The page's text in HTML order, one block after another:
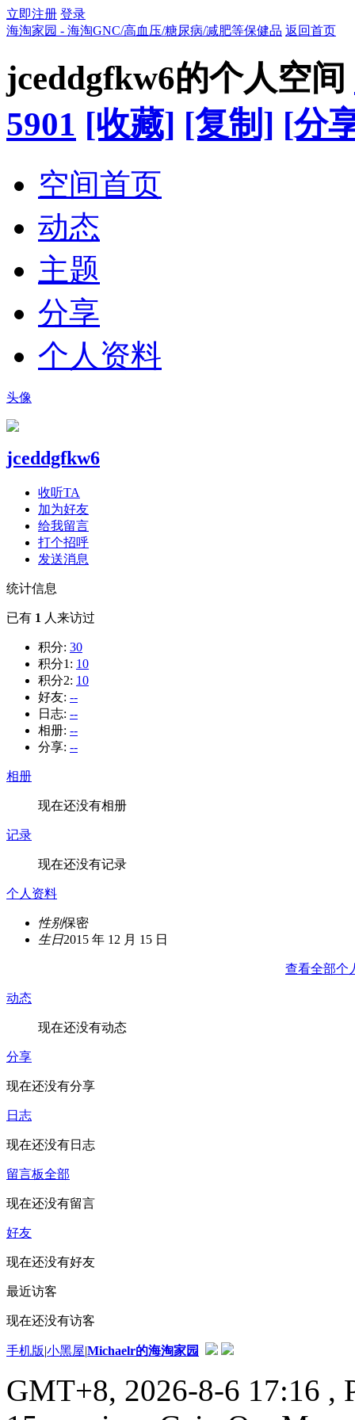
立即注册 登录
海淘家园 - 海淘GNC/高血压/糖尿病/减肥等保健品 返回首页
jceddgfkw6的个人空间
5901 [收藏] [复制] [分
空间首页
动态
主题
分享
个人资料
头像
jceddgfkw6
收听TA
加为好友
给我留言
打个招呼
发送消息
统计信息
已有 1 人来访过
积分: 30
积分1: 10
积分2: 10
好友: --
日志: --
相册: --
分享: --
相册
现在还没有相册
记录
现在还没有记录
个人资料
性别保密
生日2015 年 12 月 15 日
查看全部个
动态
现在还没有动态
分享
现在还没有分享
日志
现在还没有日志
留言板全部
现在还没有留言
好友
现在还没有好友
最近访客
现在还没有访客
手机版|小黑屋|Michaelr的海淘家园
GMT+8, 2026-8-6 17:16 ,